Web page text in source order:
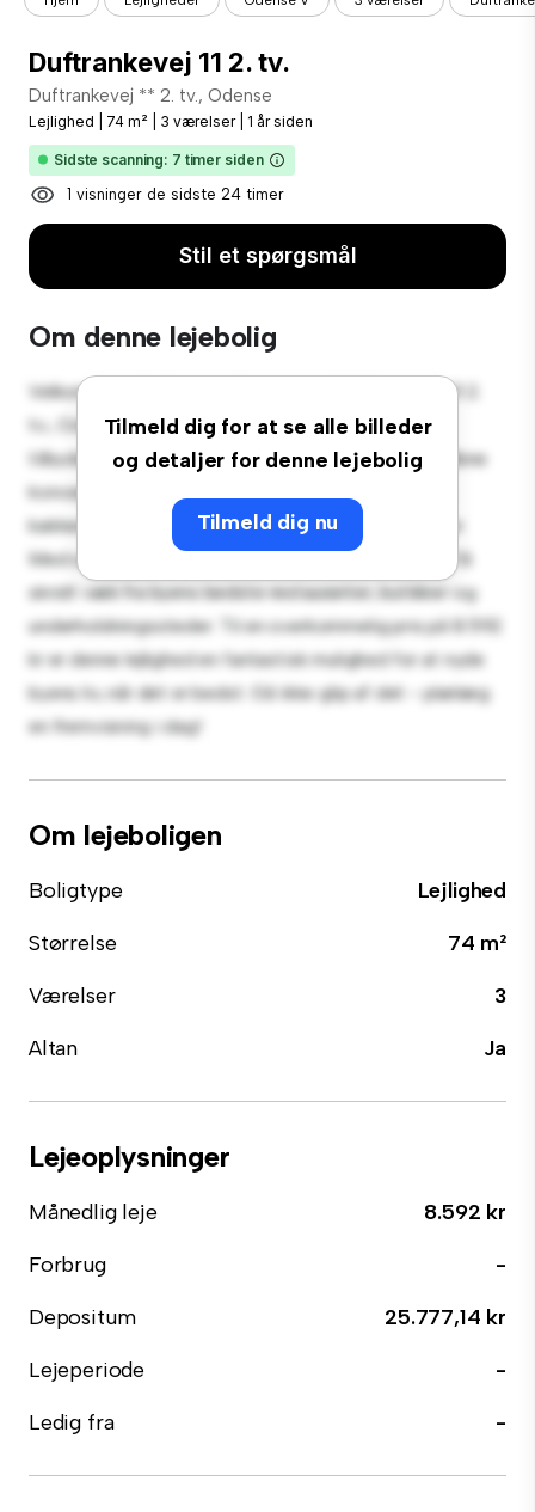
Duftrankevej 11 2. tv.
Duftrankevej ** 2. tv., Odense
Lejlighed 74 m² 3 værelser 1 år siden
Sidste scanning: 7 timer siden
1 visninger de sidste 24 timer
Stil et spørgsmål
Om denne lejebolig
Tilmeld dig for at se alle billeder
og detaljer for denne lejebolig
Tilmeld dig nu
Velkommen til dit nye byferiested på Duftrankevej 11 2.
tv., Odense! Denne moderne 3-værelses lejlighed
tilbyder et stilfuldt og hyggeligt opholdsrum. Det åbne
koncept er perfekt til at underholde, og det slanke
køkken er udstyret med de bedste hårde hvidevarer.
Med sin førsteklasses beliggenhed vil du være kun få
skridt væk fra byens bedste restauranter, butikker og
underholdningssteder. Til en overkommelig pris på 8.592
kr er denne lejlighed en fantastisk mulighed for at nyde
byens liv, når det er bedst. Gå ikke glip af det - planlæg
en fremvisning i dag!
Om lejeboligen
Boligtype
Lejlighed
Størrelse
74 m²
Værelser
3
Altan
Ja
Lejeoplysninger
Månedlig leje
8.592 kr
Forbrug
-
Depositum
25.777,14 kr
Lejeperiode
-
Ledig fra
-